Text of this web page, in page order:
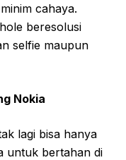
cahaya.
beresolusi
selfie maupun
Nokia
lagi bisa hanya
untuk bertahan di